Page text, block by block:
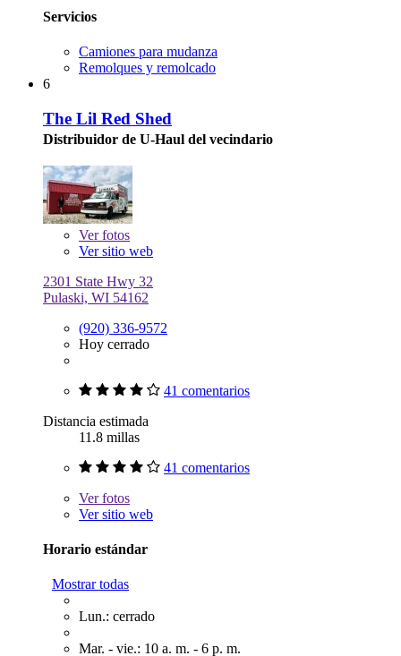
Servicios
Camiones para mudanza
Remolques y remolcado
6
The Lil Red Shed
Distribuidor de U-Haul del vecindario
Verfotos
Ver sitio web
2301 State Hwy 32
Pulaski, WI 54162
(920) 336-9572
Hoy cerrado
41 comentarios
Distancia estimada
11.8 millas
41 comentarios
Verfotos
Ver sitio web
Horario estándar
Mostrar todas
Lun.: cerrado
Mar. - vie.: 10 a. m. - 6 p. m.